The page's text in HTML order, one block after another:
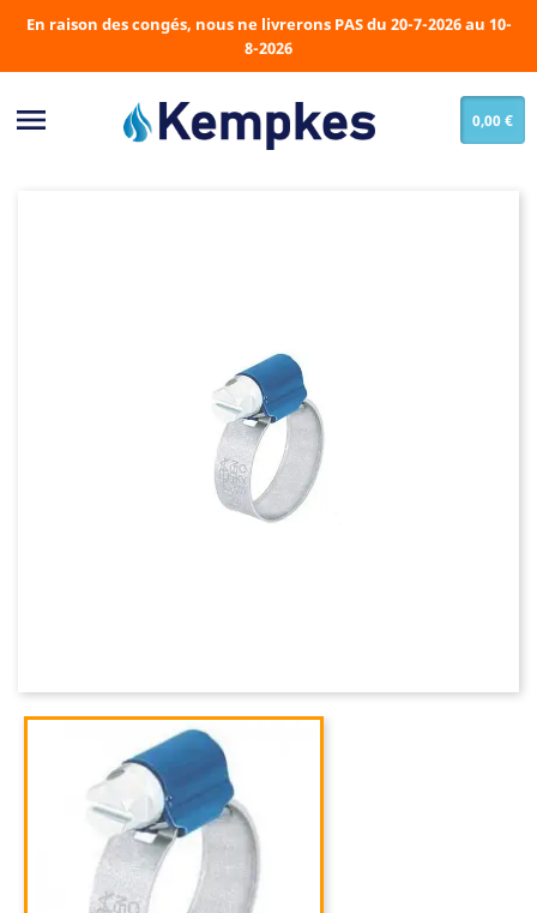
En raison des congés, nous ne livrerons PAS du 20-7-2026 au 10-
8-2026
 0,00 €